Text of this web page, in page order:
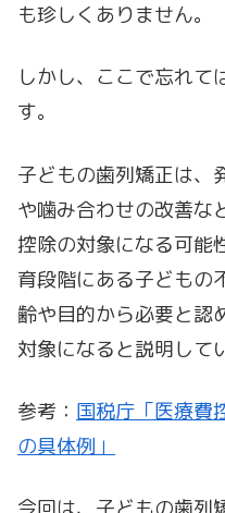
も珍しくありません。
しかし、ここで忘れて
す。
子どもの歯列矯正は、
や噛み合わせの改善な
控除の対象になる可能
育段階にある子どもの
齢や目的から必要と認
対象になると説明して
参考： 国税庁「医療費
の具体例」